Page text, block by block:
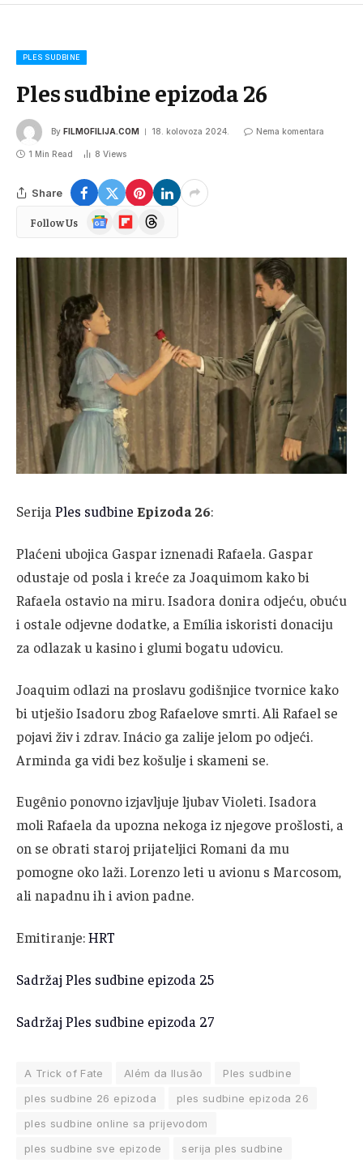
PLES SUDBINE
Ples sudbine epizoda 26
By FILMOFILIJA.COM 18. kolovoza 2024. Nema komentara
1 Min Read 8 Views
Share
Follow Us
GoogleFlipboardThreads
Serija Ples sudbine Epizoda 26:
Plaćeni ubojica Gaspar iznenadi Rafaela. Gaspar
odustaje od posla i kreće za Joaquimom kako bi
Rafaela ostavio na miru. Isadora donira odjeću, obuću
i ostale odjevne dodatke, a Emília iskoristi donaciju
za odlazak u kasino i glumi bogatu udovicu.
Joaquim odlazi na proslavu godišnjice tvornice kako
bi utješio Isadoru zbog Rafaelove smrti. Ali Rafael se
pojavi živ i zdrav. Inácio ga zalije jelom po odjeći.
Arminda ga vidi bez košulje i skameni se.
Eugênio ponovno izjavljuje ljubav Violeti. Isadora
moli Rafaela da upozna nekoga iz njegove prošlosti, a
on se obrati staroj prijateljici Romani da mu
pomogne oko laži. Lorenzo leti u avionu s Marcosom,
ali napadnu ih i avion padne.
Emitiranje:HRT
Sadržaj Ples sudbine epizoda 25
Sadržaj Ples sudbine epizoda 27
A Trick of Fate Além da Ilusão
Ples sudbine
ples sudbine 26 epizoda
ples sudbine epizoda 26
ples sudbine online sa prijevodom
ples sudbine sve epizode
serija ples sudbine